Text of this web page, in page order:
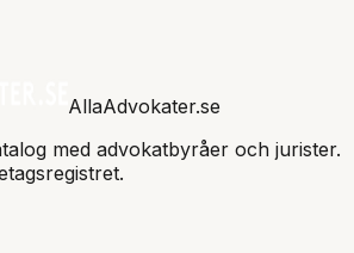
AllaAdvokater.se
med advokatbyråer och jurister.